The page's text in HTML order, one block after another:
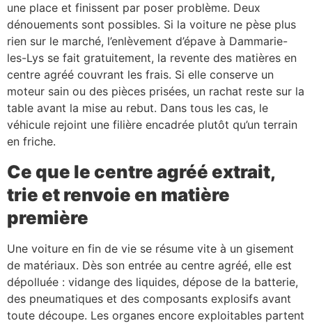
une place et finissent par poser problème. Deux
dénouements sont possibles. Si la voiture ne pèse plus
rien sur le marché, l’enlèvement d’épave à Dammarie-
les-Lys se fait gratuitement, la revente des matières en
centre agréé couvrant les frais. Si elle conserve un
moteur sain ou des pièces prisées, un rachat reste sur la
table avant la mise au rebut. Dans tous les cas, le
véhicule rejoint une filière encadrée plutôt qu’un terrain
en friche.
Ce que le centre agréé extrait,
trie et renvoie en matière
première
Une voiture en fin de vie se résume vite à un gisement
de matériaux. Dès son entrée au centre agréé, elle est
dépolluée : vidange des liquides, dépose de la batterie,
des pneumatiques et des composants explosifs avant
toute découpe. Les organes encore exploitables partent